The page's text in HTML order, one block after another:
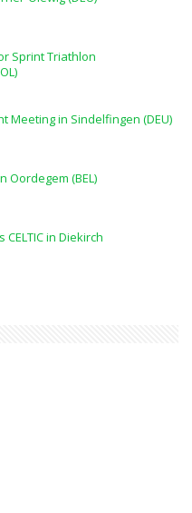
Sprint Triathlon
Meeting in Sindelfingen (DEU)
Oordegem (BEL)
in Diekirch